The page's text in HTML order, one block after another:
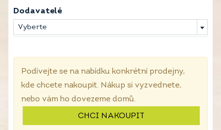
Dodavatelé
Vyberte
Podívejte se na nabídku konkrétní prodejny,
kde chcete nakoupit. Nákup si vyzvednete,
nebo vám ho dovezeme domů.
CHCI NAKOUPIT